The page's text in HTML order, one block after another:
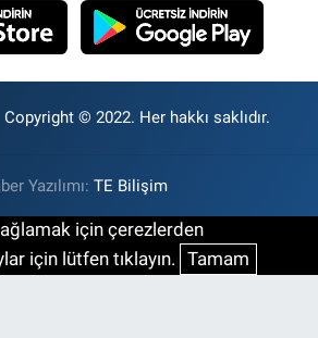
Copyright © 2022. Her hakkı saklıdır.
Yazılımı: TE Bilişim
için çerezlerden
için lütfen tıklayın. Tamam